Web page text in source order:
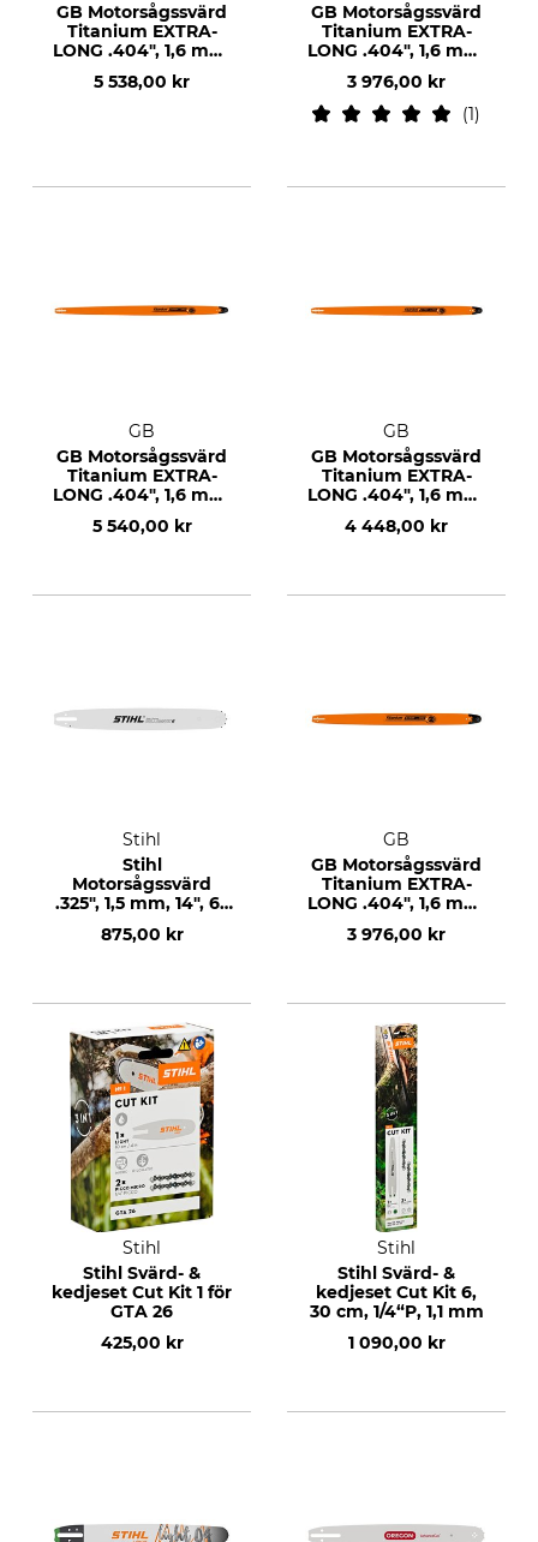
GB Motorsågssvärd
Titanium EXTRA-
LONG .404", 1,6 mm,
72", 190 DL
5 538,00 kr
GB Motorsågssvärd
Titanium EXTRA-
LONG .404", 1,6 mm,
50", 140 DL
3 976,00 kr
1
GB
GB Motorsågssvärd
Titanium EXTRA-
LONG .404", 1,6 mm,
72", 190 DL
5 540,00 kr
GB
GB Motorsågssvärd
Titanium EXTRA-
LONG .404", 1,6 mm,
60", 172 DL
4 448,00 kr
Stihl
Stihl
Motorsågssvärd
.325", 1,5 mm, 14", 62
875,00 kr
GB
GB Motorsågssvärd
Titanium EXTRA-
LONG .404", 1,6 mm,
50", 140 DL
3 976,00 kr
Stihl
Stihl Svärd- &
kedjeset Cut Kit 1 för
GTA 26
425,00 kr
Stihl
Stihl Svärd- &
kedjeset Cut Kit 6,
30 cm, 1/4“P, 1,1 mm
1 090,00 kr